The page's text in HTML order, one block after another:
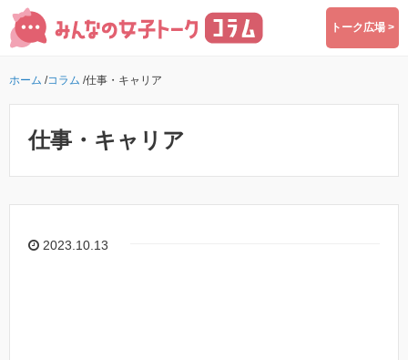
トーク広場 >
ホーム /コラム /仕事・キャリア
仕事・キャリア
2023.10.13